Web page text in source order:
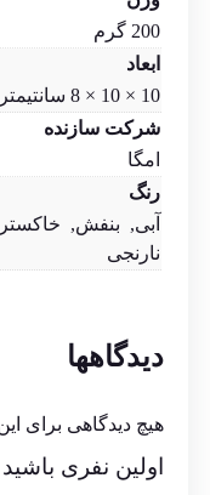
200 گرم
ابعاد
10 × 10 × 8 سانتیمتر
شرکت سازنده
امگا
رنگ
آبی, بنفش,
نارنجی
دیدگاهها
هیچ دیدگاهی برای
اولین نفری